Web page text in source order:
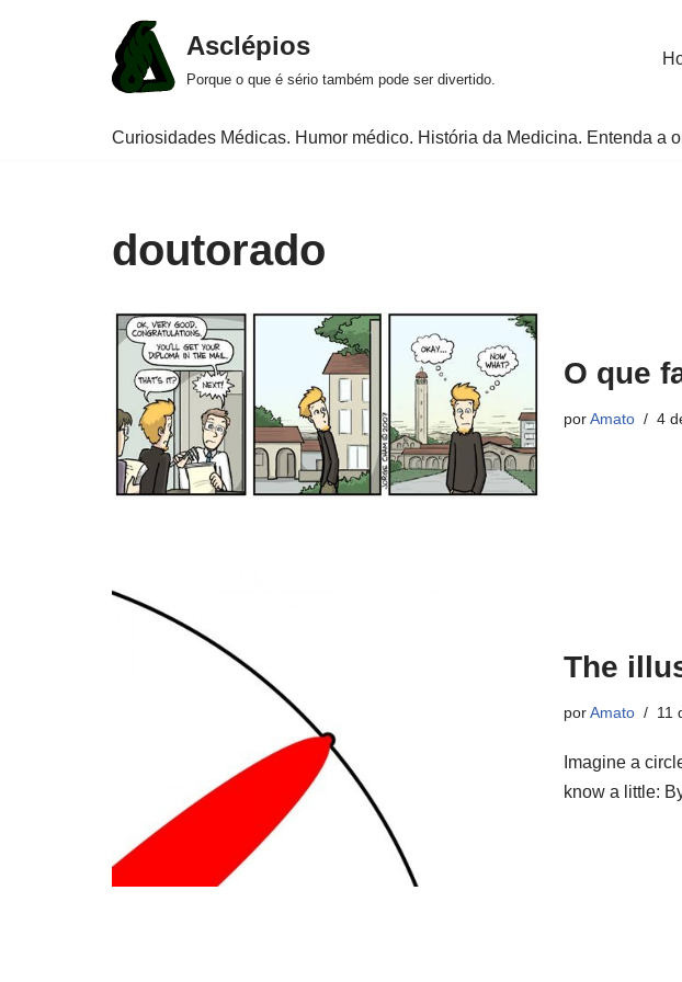
Asclépios
Porque o que é sério também pode ser divertido.
Curiosidades Médicas. Humor médico. História da Medicina. Entenda a
doutorado
O que
porAmato 4
The
porAmato 11
Imagine a
know a little: